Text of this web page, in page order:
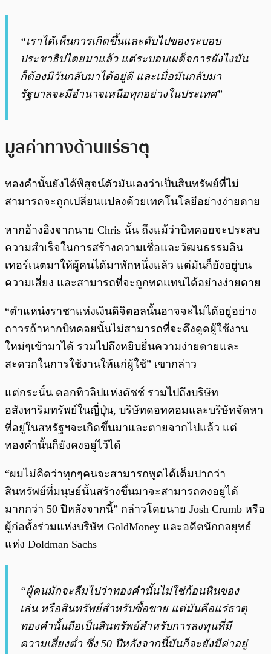
“เราได้เห็นการเกิดขึ้นและดับไปของระบอบ
ประชาธิปไตยมาแล้ว แต่ระบอบเผด็จการยังไงมัน
ก็ต้องมีวันกลับมาได้อยู่ดี และเมื่อมันกลับมา
รัฐบาลจะมีอำนาจเหนือทุกอย่างในประเทศ”
มูลค่าทางด้านแร่ธาตุ
ทองคำนั้นยังได้พิสูจน์ตัวมันเองว่าเป็นสินทรัพย์ที่ไม่
สามารถจะถูกเปลี่ยนแปลงด้วยเทคโนโลยีอย่างง่ายดาย
หากอ้างอิงจากนาย Chris นั้น ถึงแม้ว่าบิทคอยจะประสบ
ความสำเร็จในการสร้างความเชื่อและวัฒนธรรมอิน
เทอร์เนตมาให้ผู้คนได้มาพักหนึ่งแล้ว แต่มันก็ยังอยู่บน
ความเสี่ยง และสามารถที่จะถูกทดแทนได้อย่างง่ายดาย
“ตำแหน่งราชาแห่งเงินดิจิตอลนั้นอาจจะไม่ได้อยู่อย่าง
ถาวรถ้าหากบิทคอยนั้นไม่สามารถที่จะดึงดูดผู้ใช้งาน
ใหม่ๆเข้ามาได้ รวมไปถึงหยิบยื่นความง่ายดายและ
สะดวกในการใช้งานให้แก่ผู้ใช้” เขากล่าว
แต่กระนั้น ดอกทิวลิปแห่งดัชช์ รวมไปถึงบริษัท
อสังหาริมทรัพย์ในญี่ปุ่น, บริษัทดอทคอมและบริษัทจัดหา
ที่อยู่ในสหรัฐฯจะเกิดขึ้นมาและตายจากไปแล้ว แต่
ทองคำนั้นก็ยังคงอยู่ไว้ได้
“ผมไม่คิดว่าทุกๆคนจะสามารถพูดได้เต็มปากว่า
สินทรัพย์ที่มนุษย์นั้นสร้างขึ้นมาจะสามารถคงอยู่ได้
มากกว่า 50 ปีหลังจากนี้” กล่าวโดยนาย Josh Crumb หรือ
ผู้ก่อตั้งร่วมแห่งบริษัท GoldMoney และอดีตนักกลยุทธ์
แห่ง Doldman Sachs
“ผู้คนมักจะลืมไปว่าทองคำนั้นไม่ใช่ก้อนหินของ
เล่น หรือสินทรัพย์สำหรับซื้อขาย แต่มันคือแร่ธาตุ
ทองคำนั้นถือเป็นสินทรัพย์สำหรับการลงทุนที่มี
ความเสี่ยงต่ำ ซึ่ง 50 ปีหลังจากนี้มันก็จะยังมีค่าอยู่